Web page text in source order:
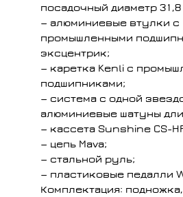
посадочный диаметр
— алюминиевые втулки с
промышленными
эксцентрик;
— каретка Kenli c
подшипниками;
— система с одной
алюминиевые шатуны
— кассета Sunshine CS-
— цепь Mava;
— стальной руль;
— пластиковые педалли
Комплектация: